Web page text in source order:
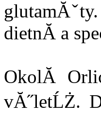
dietnĂ­ a
OkolĂ­
vĂ˝letĹŻ.